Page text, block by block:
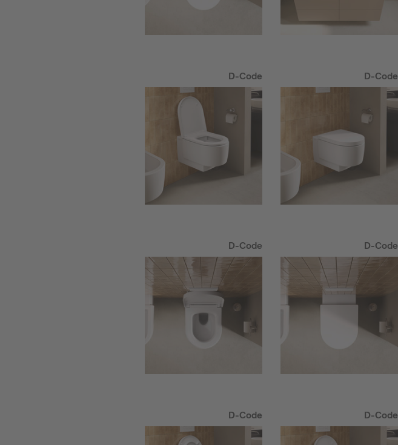
D-Code
D-Code
D-Code
D-Code
D-Code
D-Code